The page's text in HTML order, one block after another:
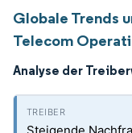
Globale Trends
Telecom
Analyse der